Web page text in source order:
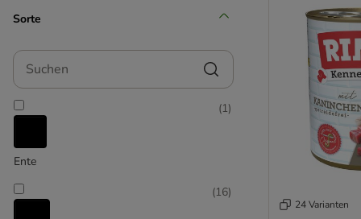
Eukanuba
Forza10
GRAU
Greenwoods
Happy Dog
Hill's Science Plan
Sorte
Suchen
Ente
(1)
(16)
24 Varianten